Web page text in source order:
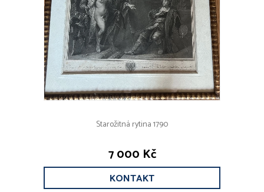
Starožitná rytina 1790
7 000 Kč
KONTAKT